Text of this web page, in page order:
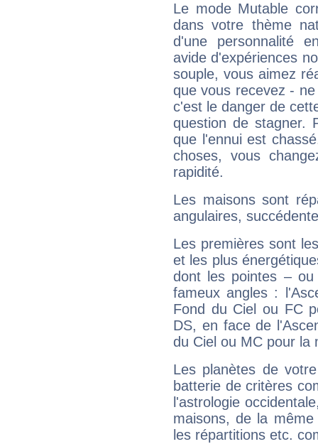
Le mode Mutable
dans votre thème
d'une personnalité
avide d'expériences
souple, vous aimez
que vous recevez -
c'est le danger de
question de stagner.
que l'ennui est
choses, vous
rapidité.
Les maisons sont
angulaires,
Les premières sont
et les plus
dont les pointes –
fameux angles :
Fond du Ciel ou FC
DS, en face de
du Ciel ou MC pour la
Les planètes de
batterie de critères
l'astrologie
maisons, de la
les répartitions etc.